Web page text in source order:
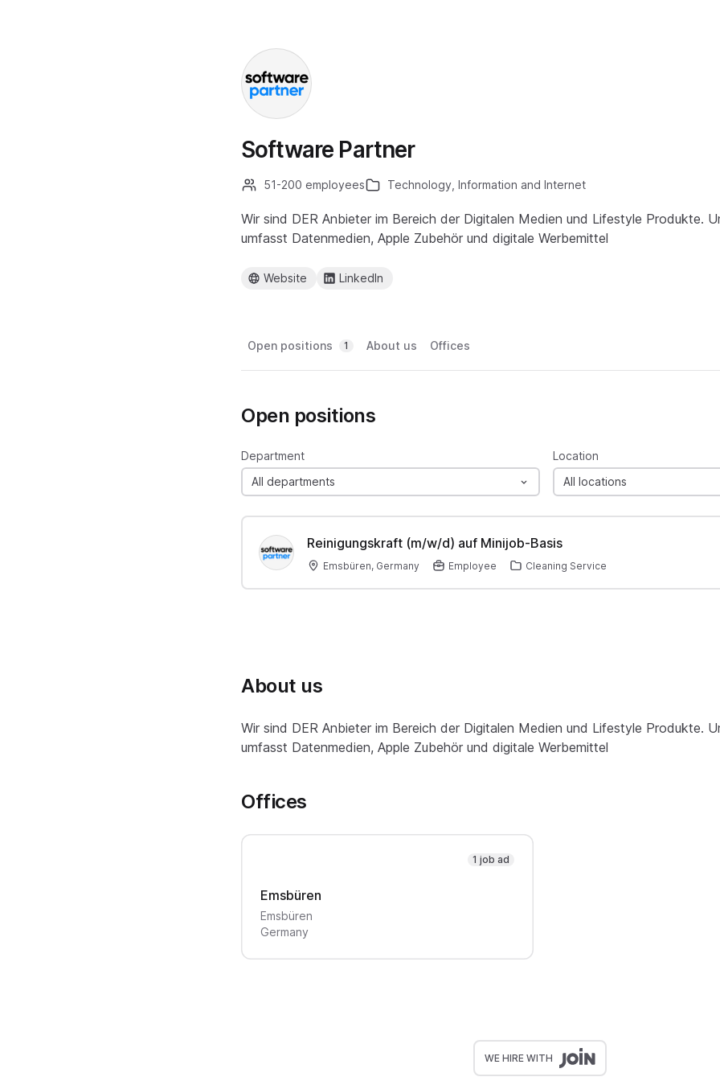
Software Partner
51-200 employees Technology, Information and Internet
Wir sind DER Anbieter im Bereich der Digitalen Medien und Lifestyle Produkte.
umfasst Datenmedien, Apple Zubehör und digitale Werbemittel
Website LinkedIn
Open positions 1 About us Offices
Open positions
Department
All departments
Location
All locations
Reinigungskraft (m/w/d) auf Minijob-Basis
Emsbüren, Germany Employee Cleaning Service
About us
Wir sind DER Anbieter im Bereich der Digitalen Medien und Lifestyle Produkte.
umfasst Datenmedien, Apple Zubehör und digitale Werbemittel
Offices
1 job ad
Emsbüren
Emsbüren
Germany
WE HIRE WITH